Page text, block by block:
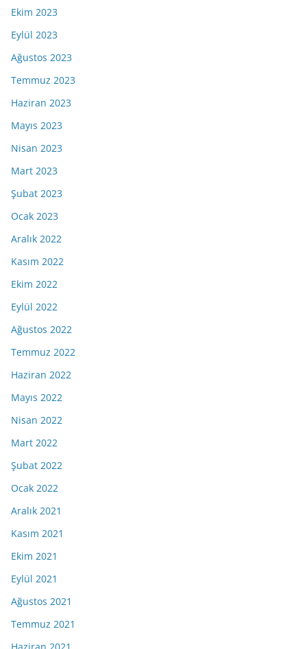
Ekim 2023
Eylül 2023
Ağustos 2023
Temmuz 2023
Haziran 2023
Mayıs 2023
Nisan 2023
Mart 2023
Şubat 2023
Ocak 2023
Aralık 2022
Kasım 2022
Ekim 2022
Eylül 2022
Ağustos 2022
Temmuz 2022
Haziran 2022
Mayıs 2022
Nisan 2022
Mart 2022
Şubat 2022
Ocak 2022
Aralık 2021
Kasım 2021
Ekim 2021
Eylül 2021
Ağustos 2021
Temmuz 2021